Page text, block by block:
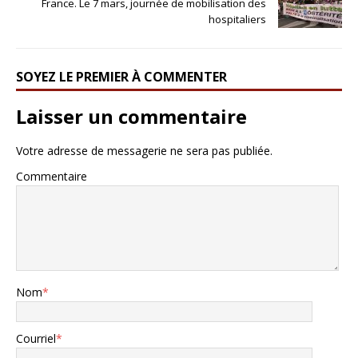
hospitaliers
SOYEZ LE PREMIER À COMMENTER
Laisser un commentaire
Votre adresse de messagerie ne sera pas publiée.
Commentaire
Nom*
Courriel*